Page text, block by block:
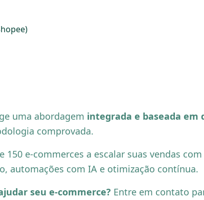
uma abordagem integrada e baseada em
comprovada.
150 e-commerces a escalar suas vendas
automações com IA e otimização contínua.
seu e-commerce? Entre em contato